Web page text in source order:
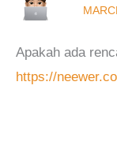
Apakah ada
https://